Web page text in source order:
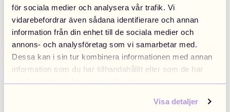
för sociala medier och analysera vår trafik. Vi
vidarebefordrar även sådana identifierare och annan
information från din enhet till de sociala medier och
annons- och analysföretag som vi samarbetar med.
Dessa kan i sin tur kombinera informationen med annan
information som du har tillhandahållit eller som de har
samlat in när du har använt deras tjänster.
Visa detaljer
Application error: a client-side exception has occurred (see the
browser console for more information).